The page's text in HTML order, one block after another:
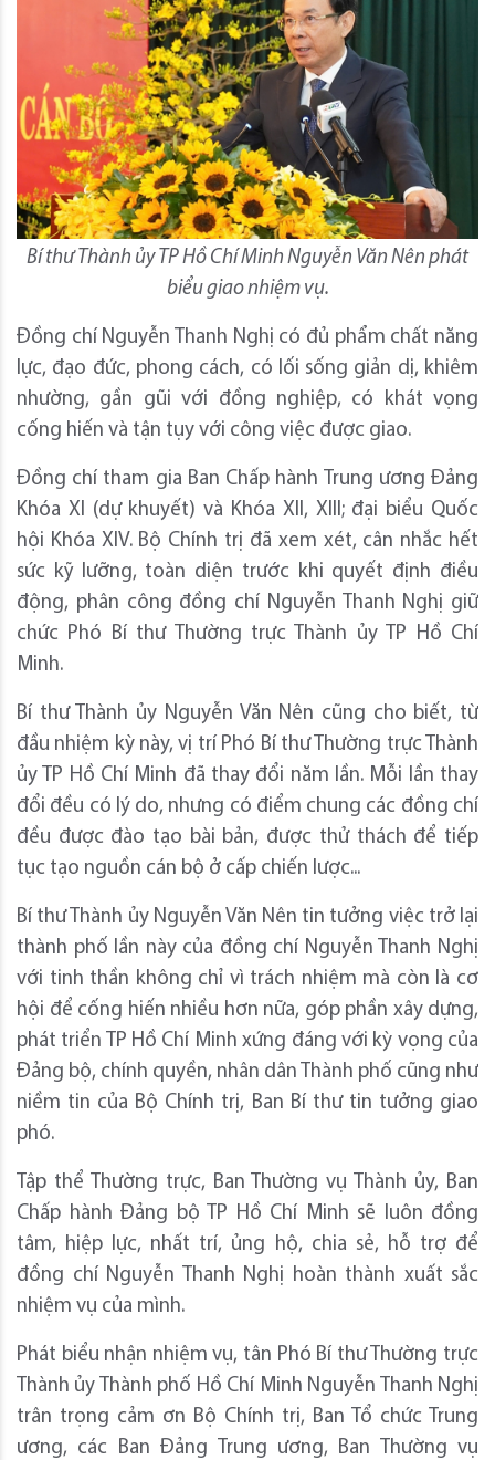
Bí thư Thành ủy TP Hồ Chí Minh Nguyễn Văn Nên phát
biểu giao nhiệm vụ.
Đồng chí Nguyễn Thanh Nghị có đủ phẩm chất năng
lực, đạo đức, phong cách, có lối sống giản dị, khiêm
nhường, gần gũi với đồng nghiệp, có khát vọng
cống hiến và tận tụy với công việc được giao.
Đồng chí tham gia Ban Chấp hành Trung ương Đảng
Khóa XI (dự khuyết) và Khóa XII, XIII; đại biểu Quốc
hội Khóa XIV. Bộ Chính trị đã xem xét, cân nhắc hết
sức kỹ lưỡng, toàn diện trước khi quyết định điều
động, phân công đồng chí Nguyễn Thanh Nghị giữ
chức Phó Bí thư Thường trực Thành ủy TP Hồ Chí
Minh.
Bí thư Thành ủy Nguyễn Văn Nên cũng cho biết, từ
đầu nhiệm kỳ này, vị trí Phó Bí thư Thường trực Thành
ủy TP Hồ Chí Minh đã thay đổi năm lần. Mỗi lần thay
đổi đều có lý do, nhưng có điểm chung các đồng chí
đều được đào tạo bài bản, được thử thách để tiếp
tục tạo nguồn cán bộ ở cấp chiến lược...
Bí thư Thành ủy Nguyễn Văn Nên tin tưởng việc trở lại
thành phố lần này của đồng chí Nguyễn Thanh Nghị
với tinh thần không chỉ vì trách nhiệm mà còn là cơ
hội để cống hiến nhiều hơn nữa, góp phần xây dựng,
phát triển TP Hồ Chí Minh xứng đáng với kỳ vọng của
Đảng bộ, chính quyền, nhân dân Thành phố cũng như
niềm tin của Bộ Chính trị, Ban Bí thư tin tưởng giao
phó.
Tập thể Thường trực, Ban Thường vụ Thành ủy, Ban
Chấp hành Đảng bộ TP Hồ Chí Minh sẽ luôn đồng
tâm, hiệp lực, nhất trí, ủng hộ, chia sẻ, hỗ trợ để
đồng chí Nguyễn Thanh Nghị hoàn thành xuất sắc
nhiệm vụ của mình.
Phát biểu nhận nhiệm vụ, tân Phó Bí thư Thường trực
Thành ủy Thành phố Hồ Chí Minh Nguyễn Thanh Nghị
trân trọng cảm ơn Bộ Chính trị, Ban Tổ chức Trung
ương, các Ban Đảng Trung ương, Ban Thường vụ